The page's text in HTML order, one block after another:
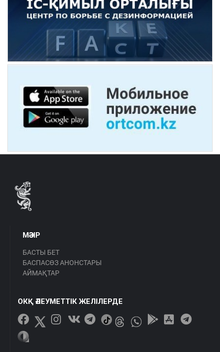
МӘЗІР
БАСТЫ БЕТ
БАСПАСӨЗ АНОНСТАРЫ
АЙМАҚТАР
ОКҚ ӘЛЕУМЕТТІК ЖЕЛІЛЕРДЕ